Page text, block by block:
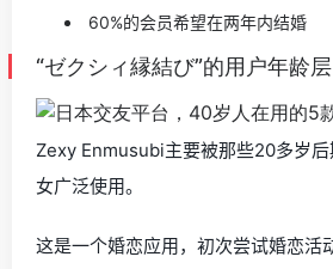
60%的会员希望在两年内结婚
“ゼクシィ縁結び”的用户年龄层
Zexy Enmusubi主要被那些20多岁
女广泛使用。
这是一个婚恋应用，初次尝试婚恋活